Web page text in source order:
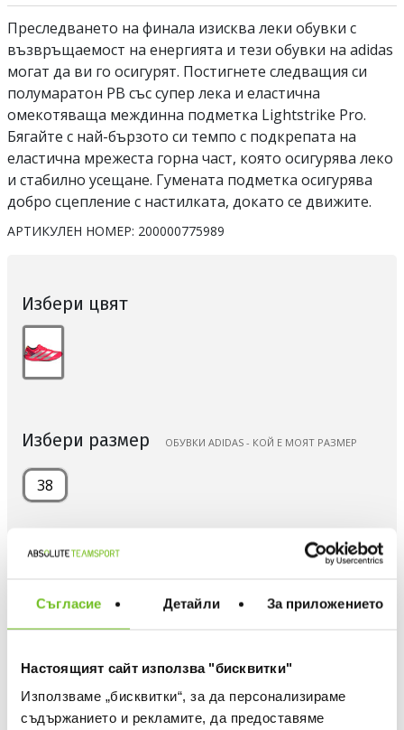
Съгласие Детайли За приложението
Настоящият сайт използва "бисквитки"
Използваме „бисквитки“, за да персонализираме
съдържанието и рекламите, да предоставяме
Преследването на финала изисква леки обувки с
възвръщаемост на енергията и тези обувки на adidas
могат да ви го осигурят. Постигнете следващия си
полумаратон PB със супер лека и еластична
омекотяваща междинна подметка Lightstrike Pro.
Бягайте с най-бързото си темпо с подкрепата на
еластична мрежеста горна част, която осигурява леко
и стабилно усещане. Гумената подметка осигурява
добро сцепление с настилката, докато се движите.
АРТИКУЛЕН НОМЕР: 200000775989
Избери цвят
Избери размер ОБУВКИ ADIDAS - КОЙ Е МОЯТ РАЗМЕР
38
ДОБАВИ В ЛЮБИМИ
БЕЗПЛАТНА ДОСТАВКА НАД 50 €.
30 ДНИ БЕЗПЛАТНО ВРЪЩАНЕ